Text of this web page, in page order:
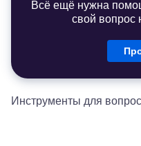
Всё ещё нужна
свой
Инструменты для